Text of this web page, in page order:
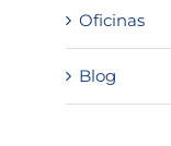
Oficinas
Blog